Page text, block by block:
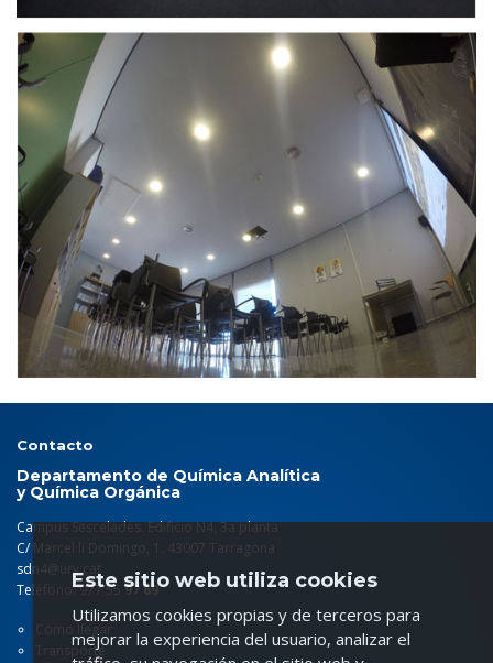
Contacto
Departamento de Química Analítica
y Química Orgánica
Campus Sescelades. Edificio N4, 3a planta
C/ Marcel·lí Domingo, 1. 43007 Tarragona
sdn4@urv.cat
Teléfono: 977 55 97 69
Cómo llegar
Transporte
Este sitio web utiliza cookies
Utilizamos cookies propias y de terceros para
mejorar la experiencia del usuario, analizar el